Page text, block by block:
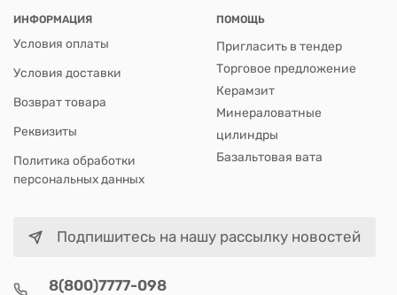
ИНФОРМАЦИЯ
Условия оплаты
Условия доставки
Возврат товара
Реквизиты
Политика обработки
персональных данных
ПОМОЩЬ
Пригласить в тендер
Торговое предложение
Керамзит
Минераловатные
цилиндры
Базальтовая вата
Подпишитесь на нашу рассылку новостей
8(800)7777-098